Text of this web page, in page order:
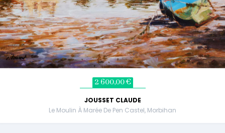
2 600,00 €
JOUSSET CLAUDE
Le Moulin À Marée De Pen Castel, Morbihan